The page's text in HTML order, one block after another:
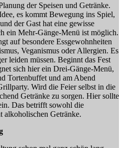
der Speisen und Getränke.
es kommt Bewegung ins Spiel,
der Gast hat eine gewisse
ein Mehr-Gänge-Menü ist möglich.
auf besondere Essgewohnheiten
Veganismus oder Allergien. Es
leiden müssen. Beginnt das Fest
sich hier ein Drei-Gänge-Menü,
Tortenbuffet und am Abend
Wird die Feier selbst in die
Getränke zu sorgen. Hier sollte
Das betrifft sowohl die
alkoholischen Getränke.